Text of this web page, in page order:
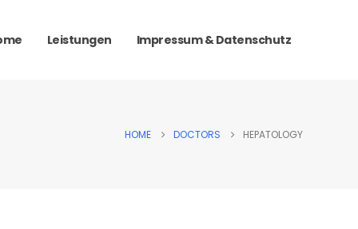
Leistungen Impressum & Datenschutz
HOME DOCTORS HEPATOLOGY